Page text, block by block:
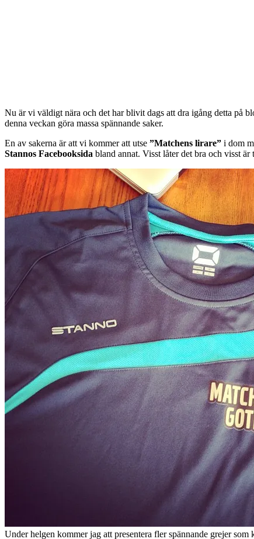
Nu är vi väldigt nära och det har blivit dags att dra igång detta på
denna veckan göra massa spännande saker.
En av sakerna är att vi kommer att utse ”Matchens lirare” i dom
Stannos Facebooksida bland annat. Visst låter det bra och visst är
Under helgen kommer jag att presentera fler spännande grejer